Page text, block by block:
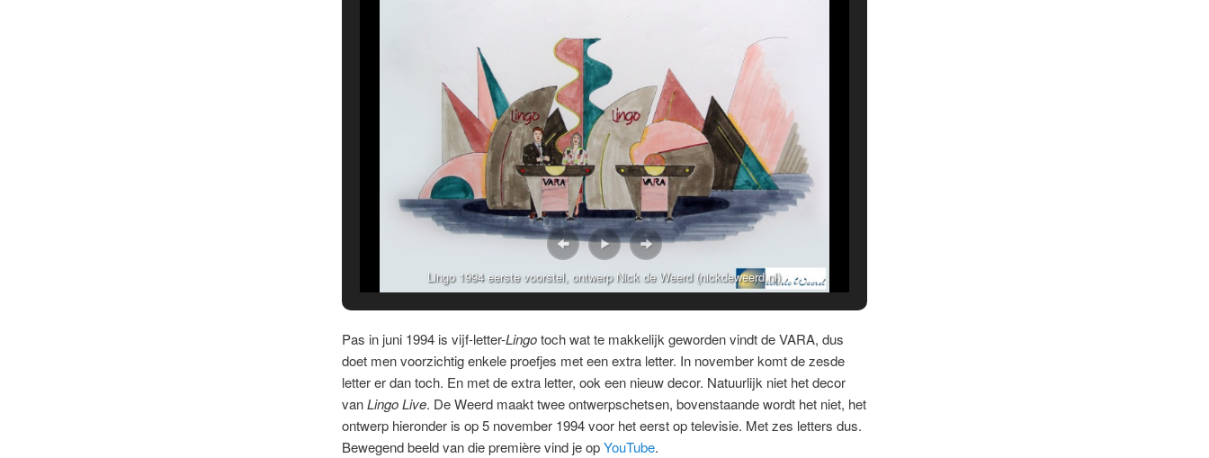
Lingo 1994 eerste voorstel, ontwerp Nick de Weerd (nickdeweerd.nl)
Pas in juni 1994 is vijf-letter-Lingotoch wat te makkelijk geworden vindt de VARA, dus
doet men voorzichtig enkele proefjes met een extra letter. In november komt de zesde
letter er dan toch. En met de extra letter, ook een nieuw decor. Natuurlijk niet het decor
vanLingo Live. De Weerd maakt twee ontwerpschetsen, bovenstaande wordt het niet, het
ontwerp hieronder is op 5 november 1994 voor het eerst op televisie. Met zes letters dus.
Bewegend beeld van die première vind je opYouTube.